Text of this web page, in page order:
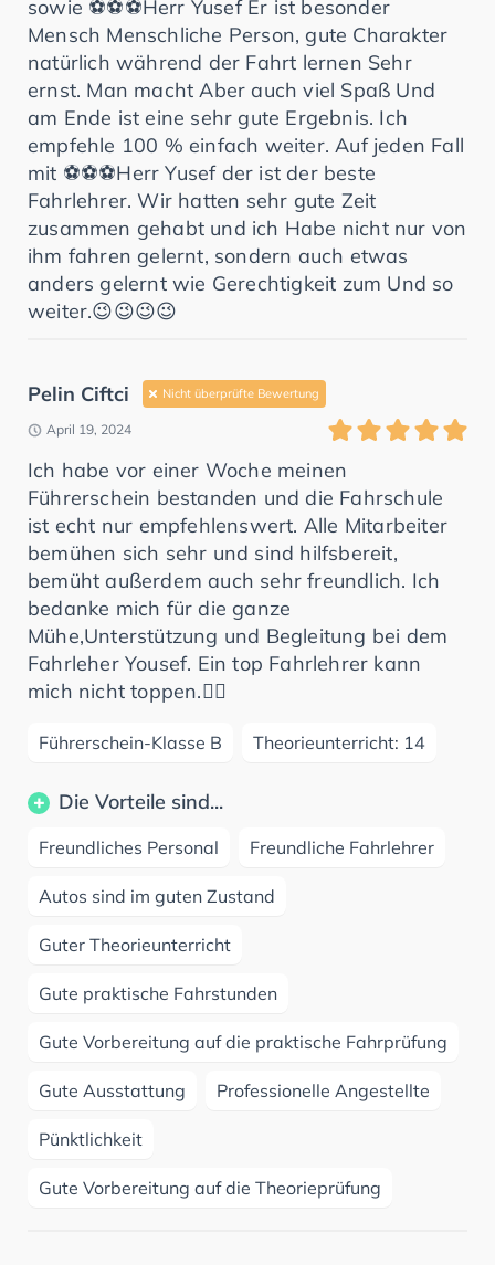
sowie ⚽⚽⚽Herr Yusef Er ist besonder
Mensch Menschliche Person, gute Charakter
natürlich während der Fahrt lernen Sehr
ernst. Man macht Aber auch viel Spaß Und
am Ende ist eine sehr gute Ergebnis. Ich
empfehle 100 % einfach weiter. Auf jeden Fall
mit ⚽⚽⚽Herr Yusef der ist der beste
Fahrlehrer. Wir hatten sehr gute Zeit
zusammen gehabt und ich Habe nicht nur von
ihm fahren gelernt, sondern auch etwas
anders gelernt wie Gerechtigkeit zum Und so
weiter.😉😉😉😉
Pelin Ciftci Nicht überprüfte Bewertung
April 19, 2024
Ich habe vor einer Woche meinen
Führerschein bestanden und die Fahrschule
ist echt nur empfehlenswert. Alle Mitarbeiter
bemühen sich sehr und sind hilfsbereit,
bemüht außerdem auch sehr freundlich. Ich
bedanke mich für die ganze
Mühe,Unterstützung und Begleitung bei dem
Fahrleher Yousef. Ein top Fahrlehrer kann
mich nicht toppen.👍🏻
Führerschein-Klasse B Theorieunterricht: 14
Die Vorteile sind...
Freundliches Personal Freundliche Fahrlehrer
Autos sind im guten Zustand
Guter Theorieunterricht
Gute praktische Fahrstunden
Gute Vorbereitung auf die praktische Fahrprüfung
Gute Ausstattung Professionelle Angestellte
Pünktlichkeit
Gute Vorbereitung auf die Theorieprüfung